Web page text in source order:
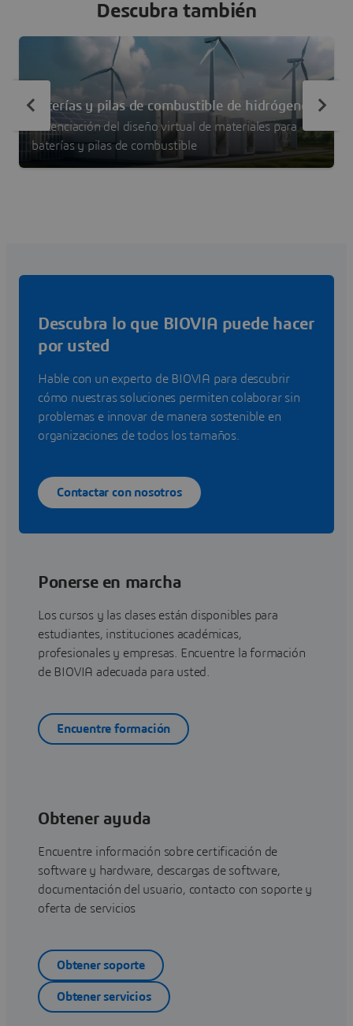
Descubra también
Baterías y pilas de combustible de hidrógeno
Potenciación del diseño virtual de materiales para
baterías y pilas de combustible
Descubra lo que BIOVIA puede hacer
por usted
Hable con un experto de BIOVIA para descubrir
cómo nuestras soluciones permiten colaborar sin
problemas e innovar de manera sostenible en
organizaciones de todos los tamaños.
Contactar con nosotros
Ponerse en marcha
Los cursos y las clases están disponibles para
estudiantes, instituciones académicas,
profesionales y empresas. Encuentre la formación
de BIOVIA adecuada para usted.
Encuentre formación
Obtener ayuda
Encuentre información sobre certificación de
software y hardware, descargas de software,
documentación del usuario, contacto con soporte y
oferta de servicios
Obtener soporte
Obtener servicios